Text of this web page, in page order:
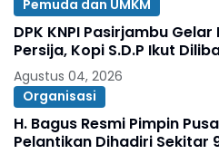
Pemuda dan UMKM
DPK KNPI Pasirjambu
Persija, Kopi S.D.P Ikut
Agustus 04, 2026
Organisasi
H. Bagus Resmi Pimpin
Pelantikan Dihadiri Sekitar